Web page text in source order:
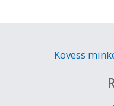
Kövess